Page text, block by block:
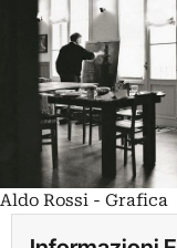
Aldo Rossi - Grafica